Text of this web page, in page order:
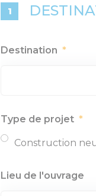
Destination *
Type de projet *
Construction
Lieu de l'ouvrage